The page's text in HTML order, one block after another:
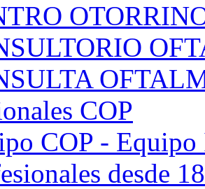
COP
COP -
desde